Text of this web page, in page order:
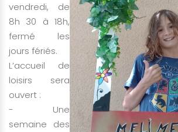
vendredi, de
8h 30 à 18h,
fermé les
jours fériés.
L’accueil de
loisirs sera
ouvert :
- Une
semaine des